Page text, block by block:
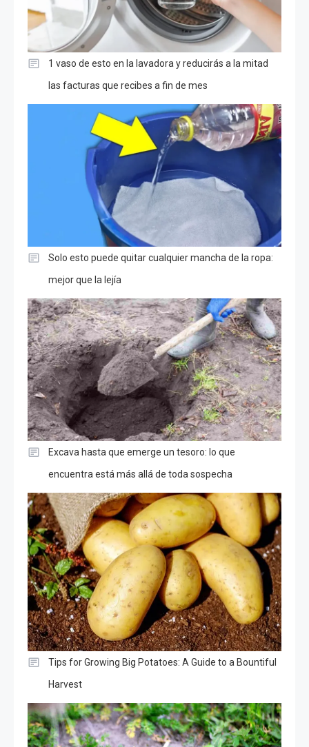
1 vaso de esto en la lavadora y reducirás a la mitad
las facturas que recibes a fin de mes
Solo esto puede quitar cualquier mancha de la ropa:
mejor que la lejía
Excava hasta que emerge un tesoro: lo que
encuentra está más allá de toda sospecha
Tips for Growing Big Potatoes: A Guide to a Bountiful
Harvest